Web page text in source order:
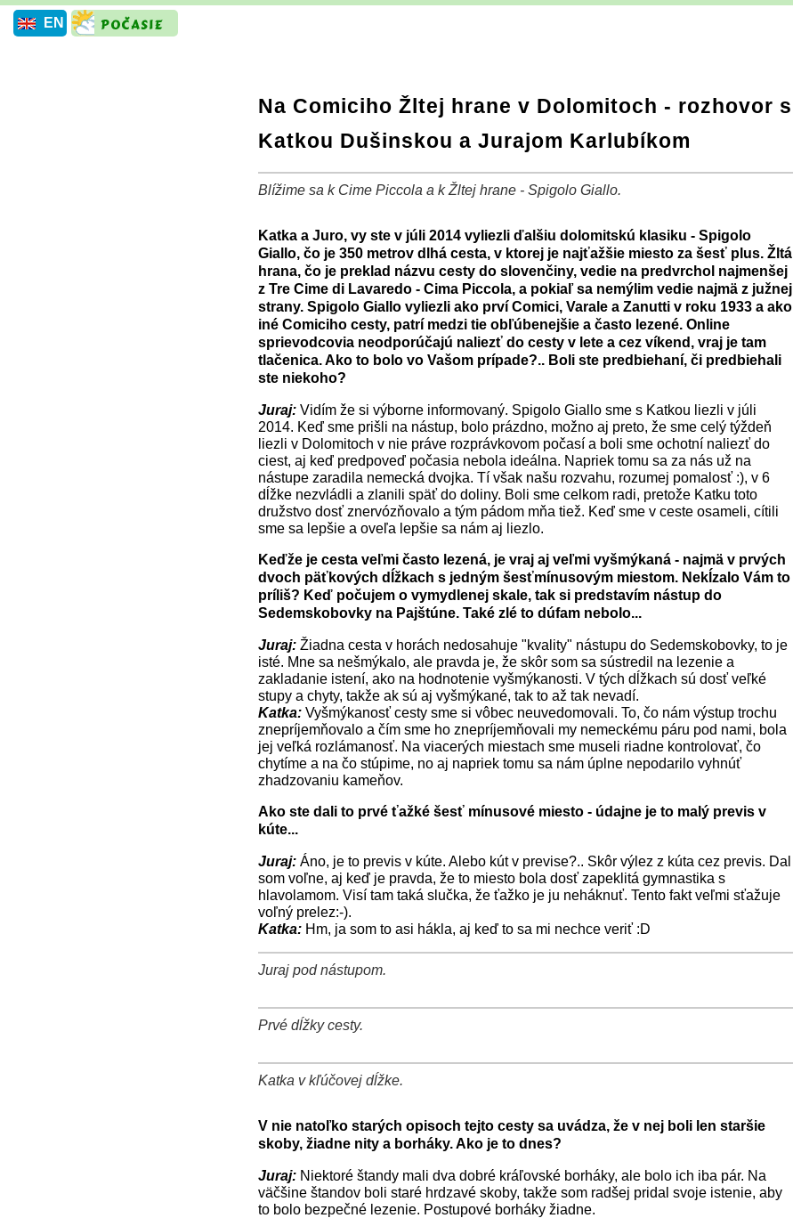
EN
Na Comiciho Žltej hrane v Dolomitoch - rozhovor s
Katkou Dušinskou a Jurajom Karlubíkom
Blížime sa k Cime Piccola a k Žltej hrane - Spigolo Giallo.
Katka a Juro, vy ste v júli 2014 vyliezli ďalšiu dolomitskú klasiku - Spigolo
Giallo, čo je 350 metrov dlhá cesta, v ktorej je najťažšie miesto za šesť plus. Žltá
hrana, čo je preklad názvu cesty do slovenčiny, vedie na predvrchol najmenšej
z Tre Cime di Lavaredo - Cima Piccola, a pokiaľ sa nemýlim vedie najmä z južnej
strany. Spigolo Giallo vyliezli ako prví Comici, Varale a Zanutti v roku 1933 a ako
iné Comiciho cesty, patrí medzi tie obľúbenejšie a často lezené. Online
sprievodcovia neodporúčajú naliezť do cesty v lete a cez víkend, vraj je tam
tlačenica. Ako to bolo vo Vašom prípade?.. Boli ste predbiehaní, či predbiehali
ste niekoho?
Juraj:Vidím že si výborne informovaný. Spigolo Giallo sme s Katkou liezli v júli
2014. Keď sme prišli na nástup, bolo prázdno, možno aj preto, že sme celý týždeň
liezli v Dolomitoch v nie práve rozprávkovom počasí a boli sme ochotní naliezť do
ciest, aj keď predpoveď počasia nebola ideálna. Napriek tomu sa za nás už na
nástupe zaradila nemecká dvojka. Tí však našu rozvahu, rozumej pomalosť :), v 6
dĺžke nezvládli a zlanili späť do doliny. Boli sme celkom radi, pretože Katku toto
družstvo dosť znervózňovalo a tým pádom mňa tiež. Keď sme v ceste osameli, cítili
sme sa lepšie a oveľa lepšie sa nám aj liezlo.
Keďže je cesta veľmi často lezená, je vraj aj veľmi vyšmýkaná - najmä v prvých
dvoch päťkových dĺžkach s jedným šesťmínusovým miestom. Nekĺzalo Vám to
príliš? Keď počujem o vymydlenej skale, tak si predstavím nástup do
Sedemskobovky na Pajštúne. Také zlé to dúfam nebolo...
Juraj:Žiadna cesta v horách nedosahuje "kvality" nástupu do Sedemskobovky, to je
isté. Mne sa nešmýkalo, ale pravda je, že skôr som sa sústredil na lezenie a
zakladanie istení, ako na hodnotenie vyšmýkanosti. V tých dĺžkach sú dosť veľké
stupy a chyty, takže ak sú aj vyšmýkané, tak to až tak nevadí.
Katka:Vyšmýkanosť cesty sme si vôbec neuvedomovali. To, čo nám výstup trochu
znepríjemňovalo a čím sme ho znepríjemňovali my nemeckému páru pod nami, bola
jej veľká rozlámanosť. Na viacerých miestach sme museli riadne kontrolovať, čo
chytíme a na čo stúpime, no aj napriek tomu sa nám úplne nepodarilo vyhnúť
zhadzovaniu kameňov.
Ako ste dali to prvé ťažké šesť mínusové miesto - údajne je to malý previs v
kúte...
Juraj:Áno, je to previs v kúte. Alebo kút v previse?.. Skôr výlez z kúta cez previs. Dal
som voľne, aj keď je pravda, že to miesto bola dosť zapeklitá gymnastika s
hlavolamom. Visí tam taká slučka, že ťažko je ju neháknuť. Tento fakt veľmi sťažuje
voľný prelez:-).
Katka:Hm, ja som to asi hákla, aj keď to sa mi nechce veriť :D
Juraj pod nástupom.
Prvé dĺžky cesty.
Katka v kľúčovej dĺžke.
V nie natoľko starých opisoch tejto cesty sa uvádza, že v nej boli len staršie
skoby, žiadne nity a borháky. Ako je to dnes?
Juraj:Niektoré štandy mali dva dobré kráľovské borháky, ale bolo ich iba pár. Na
väčšine štandov boli staré hrdzavé skoby, takže som radšej pridal svoje istenie, aby
to bolo bezpečné lezenie. Postupové borháky žiadne.